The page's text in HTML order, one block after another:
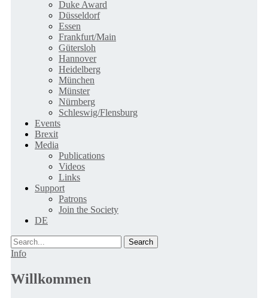
Duke Award
Düsseldorf
Essen
Frankfurt/Main
Gütersloh
Hannover
Heidelberg
München
Münster
Nürnberg
Schleswig/Flensburg
Events
Brexit
Media
Publications
Videos
Links
Support
Patrons
Join the Society
DE
Search
Info
Willkommen